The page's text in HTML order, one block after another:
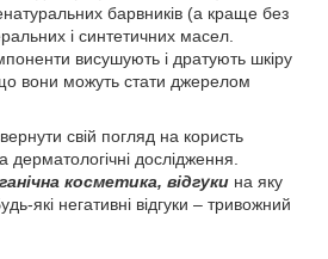
барвників (а краще без
і синтетичних масел.
висушують і дратують шкіру
вони можуть стати джерелом
свій погляд на користь
дослідження.
косметика, відгуки на яку
які негативні відгуки – тривожний